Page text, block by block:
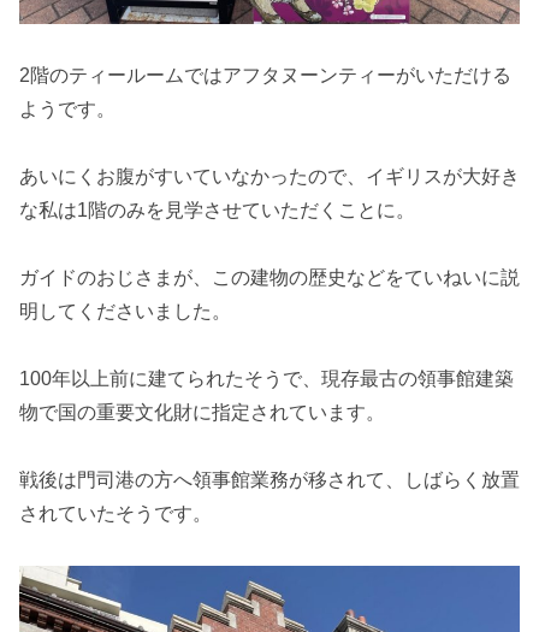
2階のティールームではアフタヌーンティーがいただける
ようです。
あいにくお腹がすいていなかったので、イギリスが大好き
な私は1階のみを見学させていただくことに。
ガイドのおじさまが、この建物の歴史などをていねいに説
明してくださいました。
100年以上前に建てられたそうで、現存最古の領事館建築
物で国の重要文化財に指定されています。
戦後は門司港の方へ領事館業務が移されて、しばらく放置
されていたそうです。